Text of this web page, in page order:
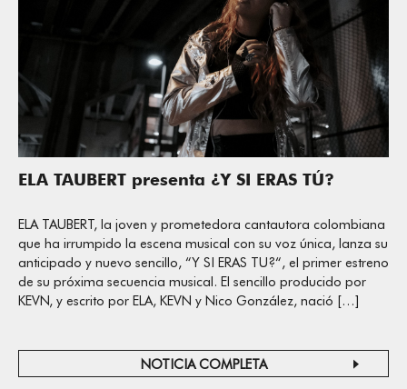
ELA TAUBERT presenta ¿Y SI ERAS TÚ?
ELA TAUBERT, la joven y prometedora cantautora colombiana
que ha irrumpido la escena musical con su voz única, lanza su
anticipado y nuevo sencillo, “Y SI ERAS TU?“, el primer estreno
de su próxima secuencia musical. El sencillo producido por
KEVN, y escrito por ELA, KEVN y Nico González, nació […]
NOTICIA COMPLETA